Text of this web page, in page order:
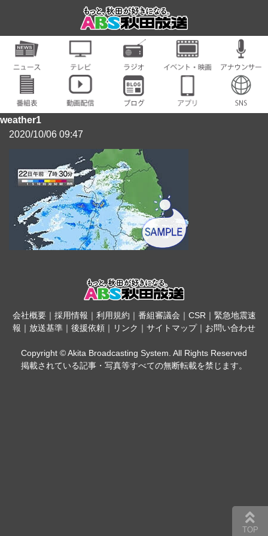
weather1
2020/10/06 09:47
会社概要｜ 採用情報 ｜ 利用規約 ｜ 番組審議会 ｜ CSR｜ 緊急地震速
報 ｜ 放送基準 ｜ 後援依頼 ｜ リンク ｜ サイトマップ｜ お問い合わせ
Copyright © Akita Broadcasting System. All Rights Reserved
掲載されている記事・写真等すべての無断転載を禁じます。